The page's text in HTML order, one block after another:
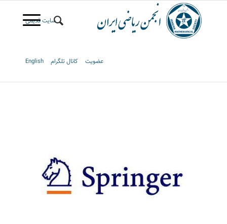
سایت قدیمی
عضویت کانال تلگرام English